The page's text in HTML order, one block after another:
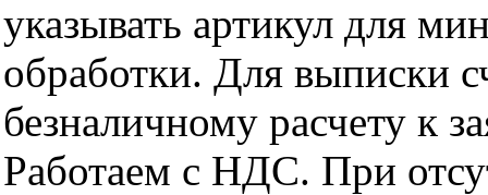
указывать артикул для
обработки. Для выписки
безналичному расчету к
Работаем с НДС. При